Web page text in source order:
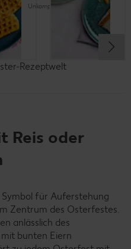
Unkompliziert
Rezeptwelt
Reis oder
Symbol für Auferstehung
Zentrum des Osterfestes.
anlässlich des
mit bunten Eiern